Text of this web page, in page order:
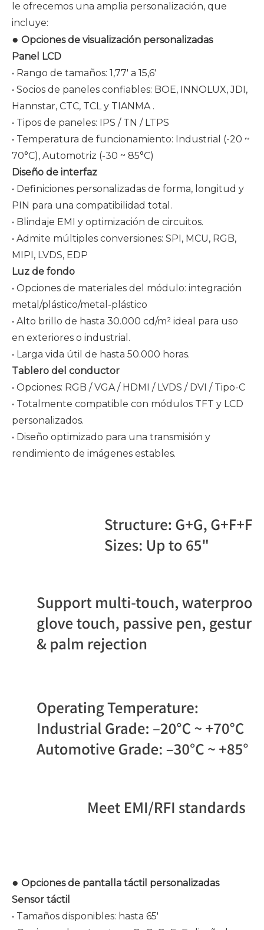
le ofrecemos una amplia personalización, que
incluye:
● Opciones de visualización personalizadas
Panel LCD
• Rango de tamaños: 1,77' a 15,6'
• Socios de paneles confiables: BOE, INNOLUX, JDI,
Hannstar, CTC, TCL y TIANMA .
• Tipos de paneles: IPS / TN / LTPS
• Temperatura de funcionamiento: Industrial (-20 ~
70°C), Automotriz (-30 ~ 85°C)
Diseño de interfaz
• Definiciones personalizadas de forma, longitud y
PIN para una compatibilidad total.
• Blindaje EMI y optimización de circuitos.
• Admite múltiples conversiones: SPI, MCU, RGB,
MIPI, LVDS, EDP
Luz de fondo
• Opciones de materiales del módulo: integración
metal/plástico/metal-plástico
• Alto brillo de hasta 30.000 cd/m² ideal para uso
en exteriores o industrial.
• Larga vida útil de hasta 50.000 horas.
Tablero del conductor
• Opciones: RGB / VGA / HDMI / LVDS / DVI / Tipo-C
• Totalmente compatible con módulos TFT y LCD
personalizados.
• Diseño optimizado para una transmisión y
rendimiento de imágenes estables.
● Opciones de pantalla táctil personalizadas
Sensor táctil
• Tamaños disponibles: hasta 65'